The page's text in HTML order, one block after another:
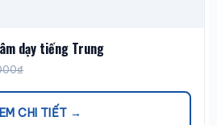
dạy tiếng Trung
CHI TIẾT →